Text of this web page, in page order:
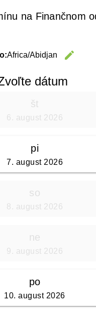
na Finančnom
Africa/Abidjan
edit
dátum
št
6. august 2026
pi
7. august 2026
so
8. august 2026
ne
9. august 2026
po
10. august 2026